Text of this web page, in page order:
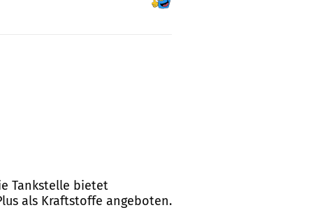
Tankstelle bietet
als Kraftstoffe angeboten.